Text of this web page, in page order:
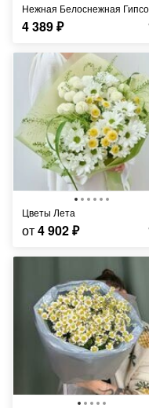
Нежная Белоснежная Гипсофила
4 389₽
Цветы Лета
от4 902₽